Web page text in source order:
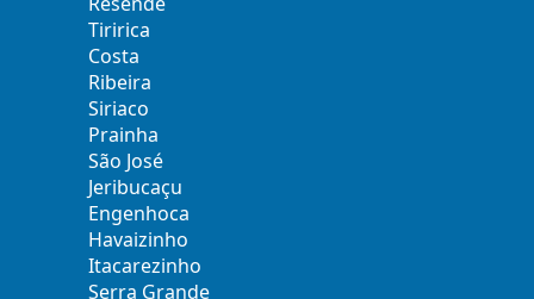
Tiririca
Costa
Ribeira
Siriaco
Prainha
São José
Jeribucaçu
Engenhoca
Havaizinho
Itacarezinho
Serra Grande